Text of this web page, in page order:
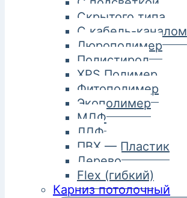
Скрытого типа
С кабель-каналом
Дюрополимер
Полистирол
XPS Полимер
Фитополимер
Экополимер
МДФ
ЛДФ
ПВХ — Пластик
Дерево
Flex (гибкий)
Карниз потолочный